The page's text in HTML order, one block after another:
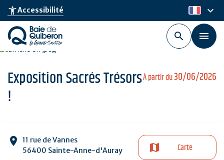
Aller
au
contenu
principal
accessibility_newAccessibilité fr
keyboard_arrow_down
À partir du30/06/2026
Exposition Sacrés Trésors
!
11 rue de Vannes
56400 Sainte-Anne-d'Auray
Carte